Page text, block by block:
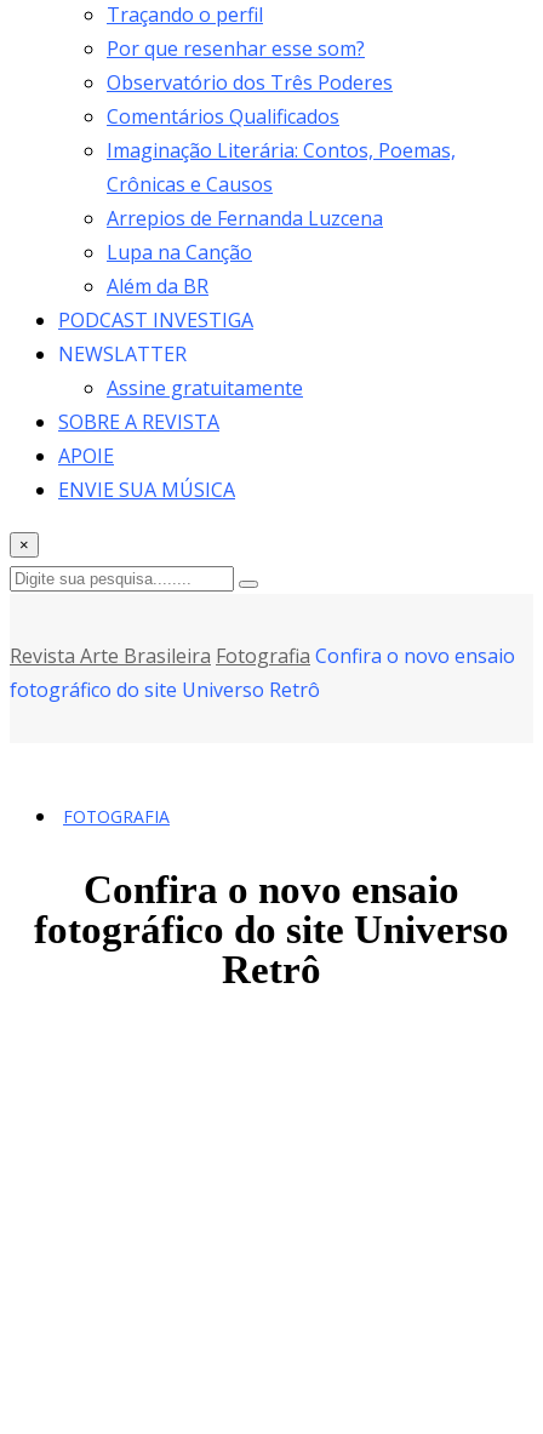
Traçando o perfil
Por que resenhar esse som?
Observatório dos Três Poderes
Comentários Qualificados
Imaginação Literária: Contos, Poemas,
Crônicas e Causos
Arrepios de Fernanda Luzcena
Lupa na Canção
Além da BR
PODCAST INVESTIGA
NEWSLATTER
Assine gratuitamente
SOBRE A REVISTA
APOIE
ENVIE SUA MÚSICA
×
Revista Arte Brasileira Fotografia Confira o novo ensaio
fotográfico do site Universo Retrô
FOTOGRAFIA
Confira o novo ensaio
fotográfico do site Universo
Retrô